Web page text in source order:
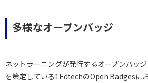
多様なオープンバッジ
ネットラーニングが発行するオープンバッ
を策定している1EdtechのOpen Badgesに